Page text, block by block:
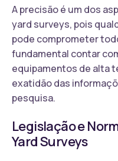
A precisão é um dos
yard surveys, pois
pode comprometer
fundamental contar
equipamentos de alta
exatidão das
pesquisa.
Legislação e
Yard Surveys